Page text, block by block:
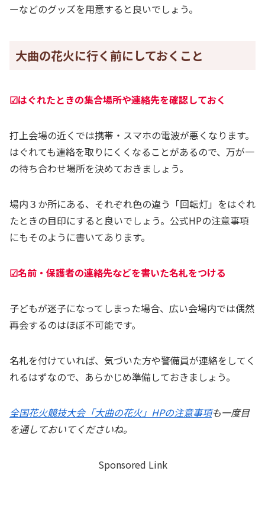
ーなどのグッズを用意すると良いでしょう。
大曲の花火に行く前にしておくこと
☑はぐれたときの集合場所や連絡先を確認しておく
打上会場の近くでは携帯・スマホの電波が悪くなります。
はぐれても連絡を取りにくくなることがあるので、万が一
の待ち合わせ場所を決めておきましょう。
場内３か所にある、それぞれ色の違う「回転灯」をはぐれ
たときの目印にすると良いでしょう。公式HPの注意事項
にもそのように書いてあります。
☑名前・保護者の連絡先などを書いた名札をつける
子どもが迷子になってしまった場合、広い会場内では偶然
再会するのはほぼ不可能です。
名札を付けていれば、気づいた方や警備員が連絡をしてく
れるはずなので、あらかじめ準備しておきましょう。
全国花火競技大会「大曲の花火」HPの注意事項も一度目
を通しておいてくださいね。
Sponsored Link